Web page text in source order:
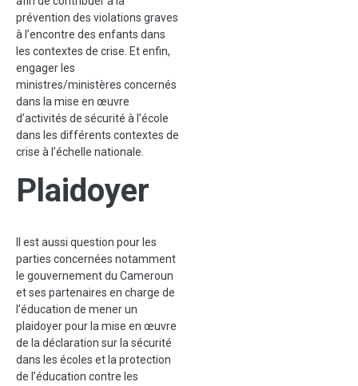
prévention des violations graves
à l’encontre des enfants dans
les contextes de crise. Et enfin,
engager les
ministres/ministères concernés
dans la mise en œuvre
d’activités de sécurité à l’école
dans les différents contextes de
crise à l’échelle nationale.
Plaidoyer
Il est aussi question pour les
parties concernées notamment
le gouvernement du Cameroun
et ses partenaires en charge de
l’éducation de mener un
plaidoyer pour la mise en œuvre
de la déclaration sur la sécurité
dans les écoles et la protection
de l’éducation contre les